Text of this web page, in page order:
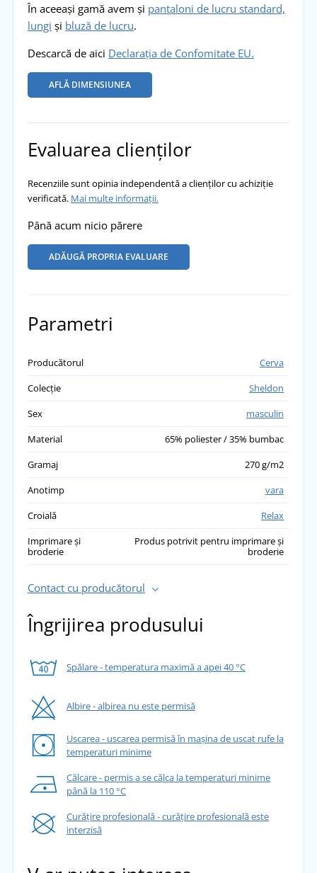
În aceeași gamă avem și pantaloni de lucru standard,
lungi și bluză de lucru.
Descarcă de aici Declarația de Confomitate EU.
AFLĂ DIMENSIUNEA
Evaluarea clienților
Recenziile sunt opinia independentă a clienților cu achiziție
verificată. Mai multe informații.
Până acum nicio părere
ADĂUGĂ PROPRIA EVALUARE
Parametri
Producătorul
Cerva
Colecție
Sheldon
Sex
masculin
Material
65% poliester / 35% bumbac
Gramaj
270 g/m2
Anotimp
vara
Croială
Relax
Imprimare și
broderie
Produs potrivit pentru imprimare și
broderie
Contact cu producătorul
Îngrijirea produsului
Spălare - temperatura maximă a apei 40 °C
Albire - albirea nu este permisă
Uscarea - uscarea permisă în mașina de uscat rufe la
temperaturi minime
Călcare - permis a se călca la temperaturi minime
până la 110 °C
Curățire profesională - curățire profesională este
interzisă